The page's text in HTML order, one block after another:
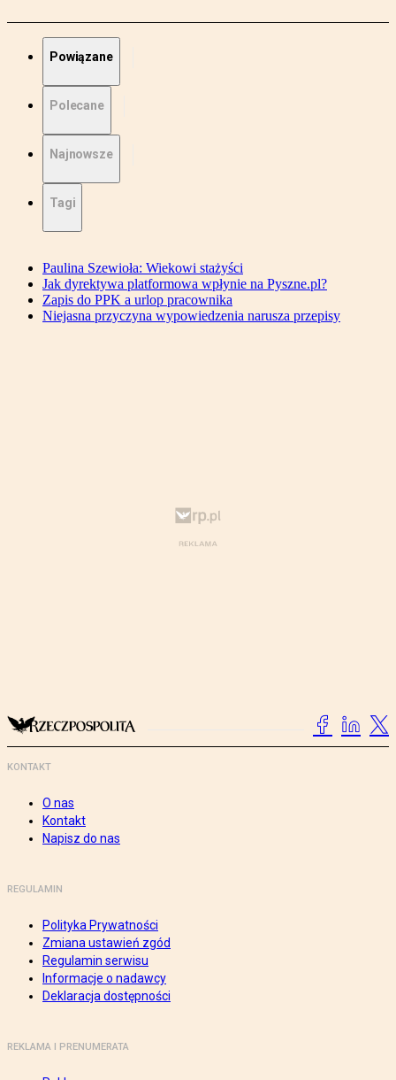
Powiązane
Polecane
Najnowsze
Tagi
Paulina Szewioła: Wiekowi stażyści
Jak dyrektywa platformowa wpłynie na Pyszne.pl?
Zapis do PPK a urlop pracownika
Niejasna przyczyna wypowiedzenia narusza przepisy
KONTAKT
O nas
Kontakt
Napisz do nas
REGULAMIN
Polityka Prywatności
Zmiana ustawień zgód
Regulamin serwisu
Informacje o nadawcy
Deklaracja dostępności
REKLAMA I PRENUMERATA